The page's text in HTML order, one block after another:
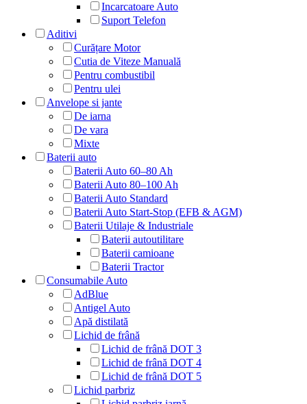
Incarcatoare Auto
Suport Telefon
Aditivi
Curățare Motor
Cutia de Viteze Manuală
Pentru combustibil
Pentru ulei
Anvelope si jante
De iarna
De vara
Mixte
Baterii auto
Baterii Auto 60–80 Ah
Baterii Auto 80–100 Ah
Baterii Auto Standard
Baterii Auto Start-Stop (EFB & AGM)
Baterii Utilaje & Industriale
Baterii autoutilitare
Baterii camioane
Baterii Tractor
Consumabile Auto
AdBlue
Antigel Auto
Apă distilată
Lichid de frână
Lichid de frână DOT 3
Lichid de frână DOT 4
Lichid de frână DOT 5
Lichid parbriz